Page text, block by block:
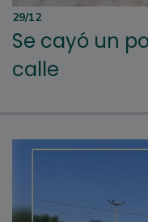
29/12
Se cayó un
calle